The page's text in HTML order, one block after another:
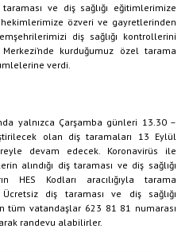
ve diş sağlığı eğitimlerimize
özveri ve gayretlerinden
diş sağlığı kontrollerini
kurduğumuz özel tarama
verdi.
yalnızca Çarşamba günleri 13.30 –
olan diş taramaları 13 Eylül
devam edecek. Koronavirüs ile
alındığı diş taraması ve diş sağlığı
HES Kodları aracılığıyla tarama
diş taraması ve diş sağlığı
tüm vatandaşlar 623 81 81 numarası
randevu alabilirler.